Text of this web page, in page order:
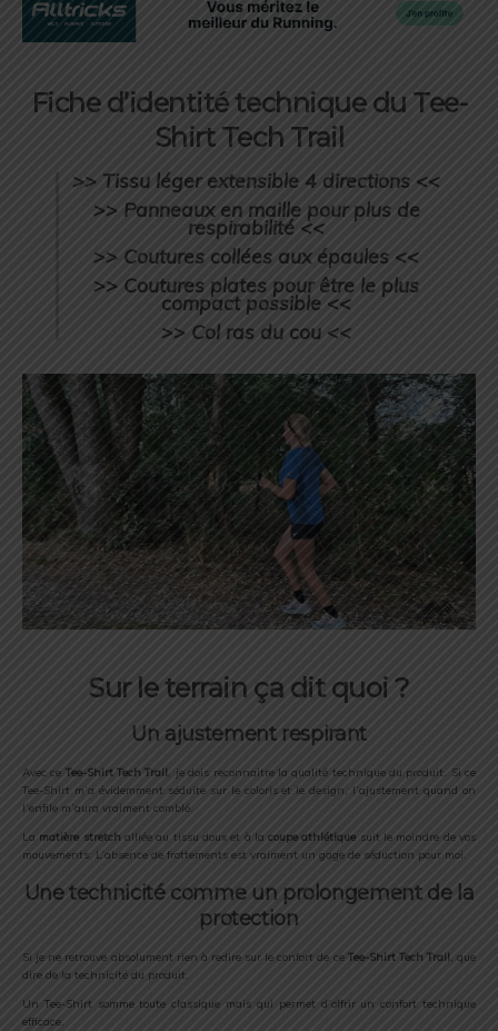
Fiche d’identité technique du Tee-
Shirt Tech Trail
>> Tissu léger extensible 4 directions <<
>> Panneaux en maille pour plus de
respirabilité <<
>> Coutures collées aux épaules <<
>> Coutures plates pour être le plus
compact possible <<
>> Col ras du cou <<
Sur le terrain ça dit quoi ?
Un ajustement respirant
Avec ce Tee-Shirt Tech Trail , je dois reconnaitre la qualité technique du produit. Si ce
Tee-Shirt m’a évidemment séduite sur le coloris et le design, l’ajustement quand on
l’enfile m’aura vraiment comblé.
La matière stretch alliée au tissu doux et à lacoupe athlétique suit le moindre de vos
mouvements. L’absence de frottements est vraiment un gage de séduction pour moi.
Une technicité comme un prolongement de la
protection
Si je ne retrouve absolument rien à redire sur le confort de ce Tee-Shirt Tech Trail , que
dire de la technicité du produit.
Un Tee-Shirt somme toute classique mais qui permet d’offrir un confort technique
efficace.